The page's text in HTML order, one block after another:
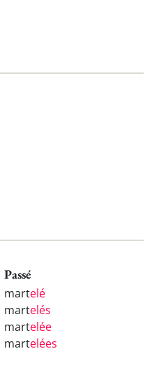
Passé
martelé
martelés
martelée
martelées